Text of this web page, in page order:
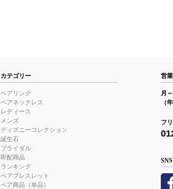
カテゴリー
ペアリング
ペアネックレス
レディース
メンズ
ディズニーコレクション
誕生石
ブライダル
即配商品
ランキング
ペアブレスレット
ペア商品（単品）
営
月
（
フ
SNS